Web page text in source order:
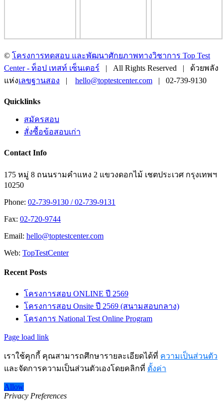
© โครงการทดสอบ และพัฒนาศักยภาพทางวิชาการ Top Test
Center - ท็อป เทสท์ เซ็นเตอร์ | All Rights Reserved | ด้วยพลัง
แห่งเลขฐานสอง | hello@toptestcenter.com | 02-739-9130
Toggle
Quicklinks
สมัครสอบ
สั่งซื้อข้อสอบเก่า
Contact Info
175 หมู่ 8 ถนนรามคำแหง 2 แขวงดอกไม้ เชตประเวศ กรุงเทพฯ
10250
Phone: 02-739-9130 / 02-739-9131
Fax: 02-720-9744
Email: hello@toptestcenter.com
Web: TopTestCenter
Recent Posts
โครงการสอบ ONLINE ปี 2569
โครงการสอบ Onsite ปี 2569 (สนามสอบกลาง)
โครงการ National Test Online Program
Page load link
เราใช้คุกกี้ คุณสามารถศึกษารายละเอียดได้ที่ ความเป็นส่วนตัว
และจัดการความเป็นส่วนตัวเองโดยคลิกที่ ตั้งค่า
Allow
Privacy Preferences